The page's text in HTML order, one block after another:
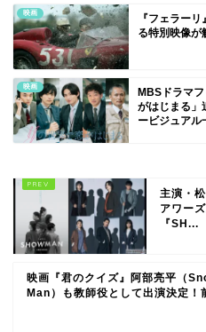
映画
『フェラー
る特別映像が
映画
MBSドラマ
がはじまる」
ービジュアル
主演・
アワー
『SH...
映画『君のクイズ』阿部亮平（
Man）も教師役として出演決定！